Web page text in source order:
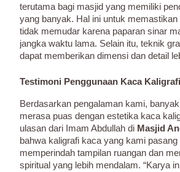
terutama bagi masjid yang memiliki
yang banyak. Hal ini untuk memastikan
tidak memudar karena paparan sinar
jangka waktu lama. Selain itu, teknik
dapat memberikan dimensi dan detail
Testimoni Penggunaan Kaca
Berdasarkan pengalaman kami,
merasa puas dengan estetika kaca
ulasan dari Imam Abdullah di Masjid
bahwa kaligrafi kaca yang kami
memperindah tampilan ruangan dan
spiritual yang lebih mendalam. “Karya